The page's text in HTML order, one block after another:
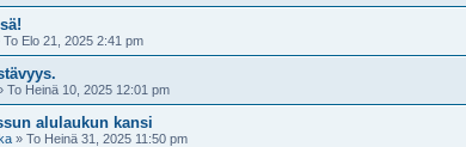
To Elo 21, 2025 2:41 pm
To Heinä 10, 2025 12:01 pm
alulaukun kansi
» To Heinä 31, 2025 11:50 pm